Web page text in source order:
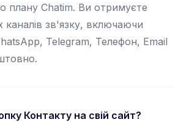
плану Chatim. Ви отримуєте
каналів зв'язку, включаючи
Telegram, Телефон, Email
Контакту на свій сайт?